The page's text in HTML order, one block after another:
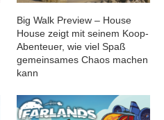
Big Walk Preview – House
House zeigt mit seinem Koop-
Abenteuer, wie viel Spaß
gemeinsames Chaos machen
kann